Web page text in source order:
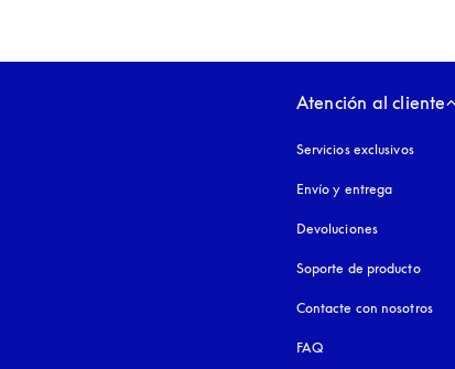
Atención al cliente
Servicios exclusivos
Envío y entrega
Devoluciones
Soporte de producto
Contacte con nosotros
FAQ